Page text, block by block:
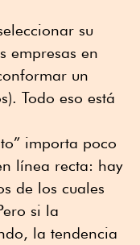
su
empresas en
un
Todo eso está
importa poco
línea recta: hay
de los cuales
si la
la tendencia